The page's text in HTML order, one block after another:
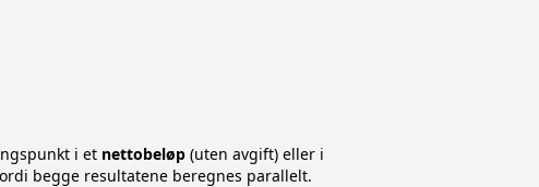
i et nettobeløp (uten avgift) eller i
begge resultatene beregnes parallelt.